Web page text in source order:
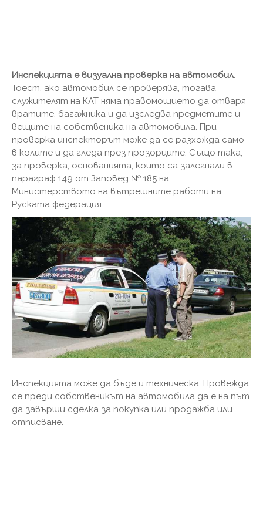
Инспекцията е визуална проверка на автомобил
Тоест, ако автомобил се проверява, тогава
служителят на КАТ няма правомощието да отваря
вратите, багажника и да изследва предметите и
вещите на собственика на автомобила. При
проверка инспекторът може да се разхожда само
в колите и да гледа през прозорците. Също така,
за проверка, основанията, които са залегнали в
параграф 149 от Заповед № 185 на
Министерството на вътрешните работи на
Руската федерация.
Инспекцията може да бъде и техническа. Провежда
се преди собственикът на автомобила да е на път
да завърши сделка за покупка или продажба или
отписване.